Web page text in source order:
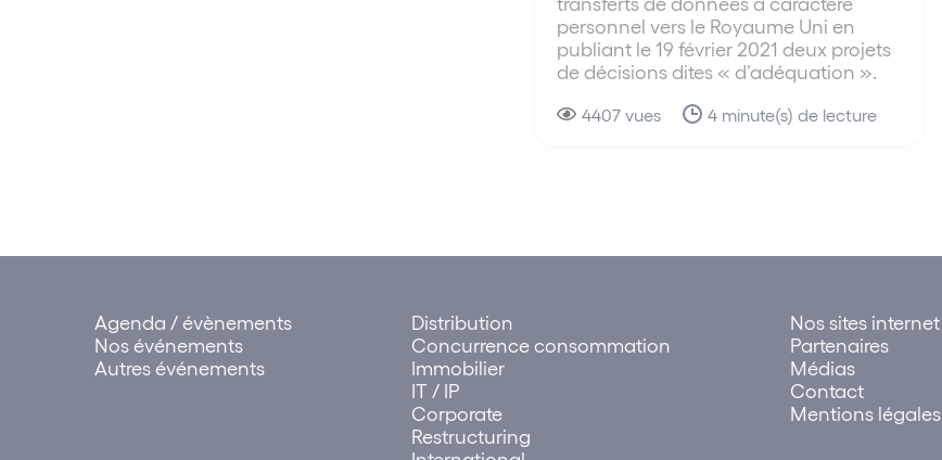
personnel vers le Royaume Uni en
publiant le 19 février 2021 deux projets
de décisions dites « d’adéquation ».
4407 vues 4 minute(s) de lecture
Agenda / évènements
Nos événements
Autres événements
Distribution
Concurrence consommation
Immobilier
IT / IP
Corporate
Restructuring
Nos sites internet
Partenaires
Médias
Contact
Mentions légales